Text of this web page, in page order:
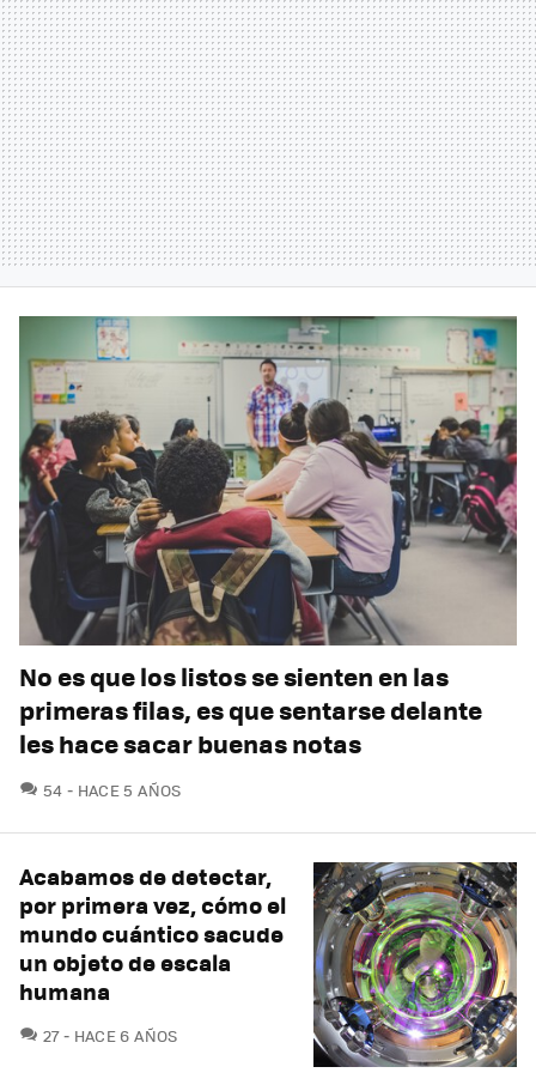
No es que los listos se sienten en las
primeras filas, es que sentarse delante
les hace sacar buenas notas
54 COMENTARIOS
HACE 5 AÑOS
Acabamos de detectar,
por primera vez, cómo el
mundo cuántico sacude
un objeto de escala
humana
27COMENTARIOS
HACE 6 AÑOS